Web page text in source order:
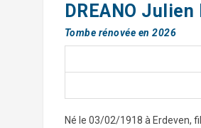
DREANO Julien
Tombe rénovée en 2026
Né le 03/02/1918 à Erdeven,